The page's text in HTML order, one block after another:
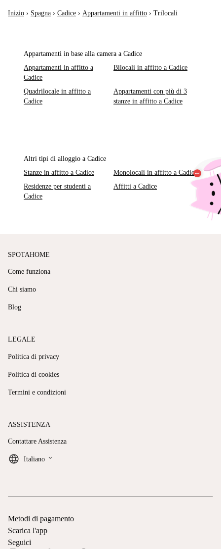
Inizio › Spagna › Cadice › Appartamenti in affitto › Trilocali
Appartamenti in base alla camera a Cadice
Appartamenti in affitto a
Cadice
Bilocali in affitto a Cadice
Quadrilocale in affitto a
Cadice
Appartamenti con più di 3
stanze in affitto a Cadice
Altri tipi di alloggio a Cadice
Stanze in affitto a Cadice
Monolocali in affitto a Cadice
Residenze per studenti a
Cadice
Affitti a Cadice
SPOTAHOME
Come funziona
Chi siamo
Blog
LEGALE
Politica di privacy
Politica di cookies
Termini e condizioni
ASSISTENZA
Contattare Assistenza
Italiano keyboard_arrow_down
Metodi di pagamento
Scarica l'app
Seguici